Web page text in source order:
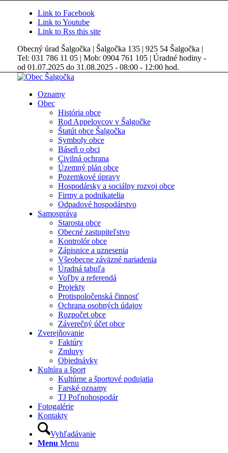
Link to Facebook
Link to Youtube
Link to Rss this site
Obecný úrad Šalgočka | Šalgočka 135 | 925 54 Šalgočka |
Tel: 031 786 11 05 | Mob: 0904 761 105 | Úradné hodiny -
od 01.07.2025 do 31.08.2025 - 08:00 - 12:00 hod.
Oznamy
Obec
História obce
Rod Appelovcov v Šalgočke
Štatút obce Šalgočka
Symboly obce
Báseň o obci
Civilná ochrana
Územný plán obce
Pozemkové úpravy
Hospodársky a sociálny rozvoj obce
Firmy a podnikatelia
Odpadové hospodárstvo
Samospráva
Starosta obce
Obecné zastupiteľstvo
Kontrolór obce
Zápisnice a uznesenia
Všeobecne záväzné nariadenia
Úradná tabuľa
Voľby a referendá
Projekty
Protispoločenská činnosť
Ochrana osobných údajov
Rozpočet obce
Záverečný účet obce
Zverejňovanie
Faktúry
Zmluvy
Objednávky
Kultúra a šport
Kultúrne a športové podujatia
Farské oznamy
TJ Poľnohospodár
Fotogalérie
Kontakty
Vyhľadávanie
Menu Menu